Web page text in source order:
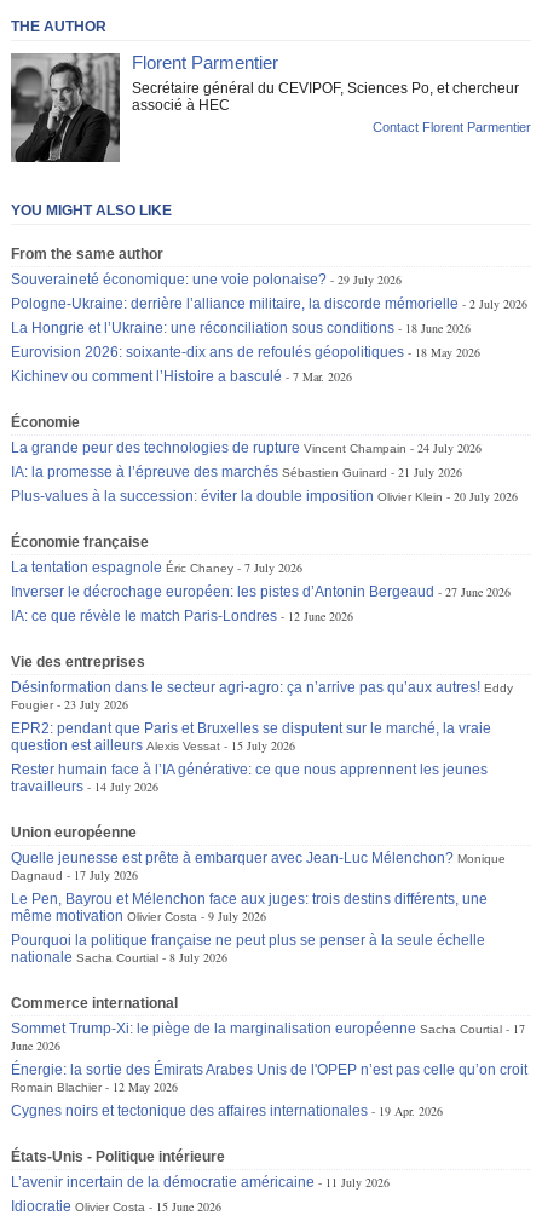
THE AUTHOR
Florent Parmentier
Secrétaire général du CEVIPOF, Sciences Po, et chercheur
associé à HEC
Contact Florent Parmentier
YOU MIGHT ALSO LIKE
From the same author
Souveraineté économique: une voie polonaise?
29 July 2026
Pologne-Ukraine: derrière l’alliance militaire, la discorde mémorielle
2 July 2026
La Hongrie et l’Ukraine: une réconciliation sous conditions
18 June 2026
Eurovision 2026: soixante-dix ans de refoulés géopolitiques
18 May 2026
Kichinev ou comment l’Histoire a basculé
7 Mar. 2026
Économie
La grande peur des technologies de rupture Vincent Champain
24 July 2026
IA: la promesse à l’épreuve des marchés Sébastien Guinard
21 July 2026
Plus-values à la succession: éviter la double imposition Olivier Klein 20 July 2026
Économie française
La tentation espagnole Éric Chaney
7 July 2026
Inverser le décrochage européen: les pistes d’Antonin Bergeaud
27 June 2026
IA: ce que révèle le match Paris-Londres
12 June 2026
Vie des entreprises
Désinformation dans le secteur agri-agro: ça n’arrive pas qu’aux autres! Eddy
Fougier
23 July 2026
EPR2: pendant que Paris et Bruxelles se disputent sur le marché, la vraie
question est ailleurs Alexis Vessat
15 July 2026
Rester humain face à l’IA générative: ce que nous apprennent les jeunes
travailleurs
14 July 2026
Union européenne
Quelle jeunesse est prête à embarquer avec Jean-Luc Mélenchon? Monique
Dagnaud
17 July 2026
Le Pen, Bayrou et Mélenchon face aux juges: trois destins différents, une
même motivation Olivier Costa
9 July 2026
Pourquoi la politique française ne peut plus se penser à la seule échelle
nationale Sacha Courtial 8 July 2026
Commerce international
Sommet Trump-Xi: le piège de la marginalisation européenne Sacha Courtial
17
June 2026
Énergie: la sortie des Émirats Arabes Unis de l'OPEP n’est pas celle qu’on croit
Romain Blachier
12 May 2026
Cygnes noirs et tectonique des affaires internationales
19 Apr. 2026
États-Unis - Politique intérieure
L’avenir incertain de la démocratie américaine
11 July 2026
Idiocratie Olivier Costa 15 June 2026